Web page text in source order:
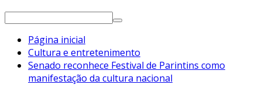
Pesquisar
Página inicial
Cultura e entretenimento
Senado reconhece Festival de Parintins como
manifestação da cultura nacional